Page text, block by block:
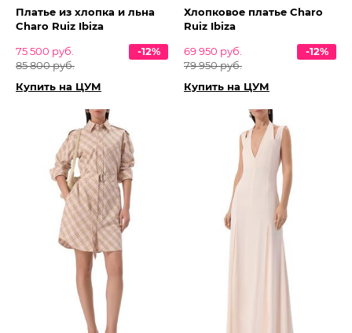
Платье из хлопка и льна
Charo Ruiz Ibiza
75 500 руб.
85 800 руб.
-12%
Купить на ЦУМ
Хлопковое платье Charo
Ruiz Ibiza
69 950 руб.
79 950 руб.
-12%
Купить на ЦУМ